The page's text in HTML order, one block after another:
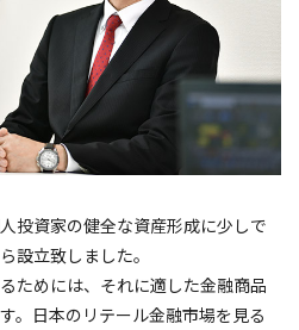
投資家の健全な資産形成に少しで
設立致しました。
ためには、それに適した金融商品
。日本のリテール金融市場を見る